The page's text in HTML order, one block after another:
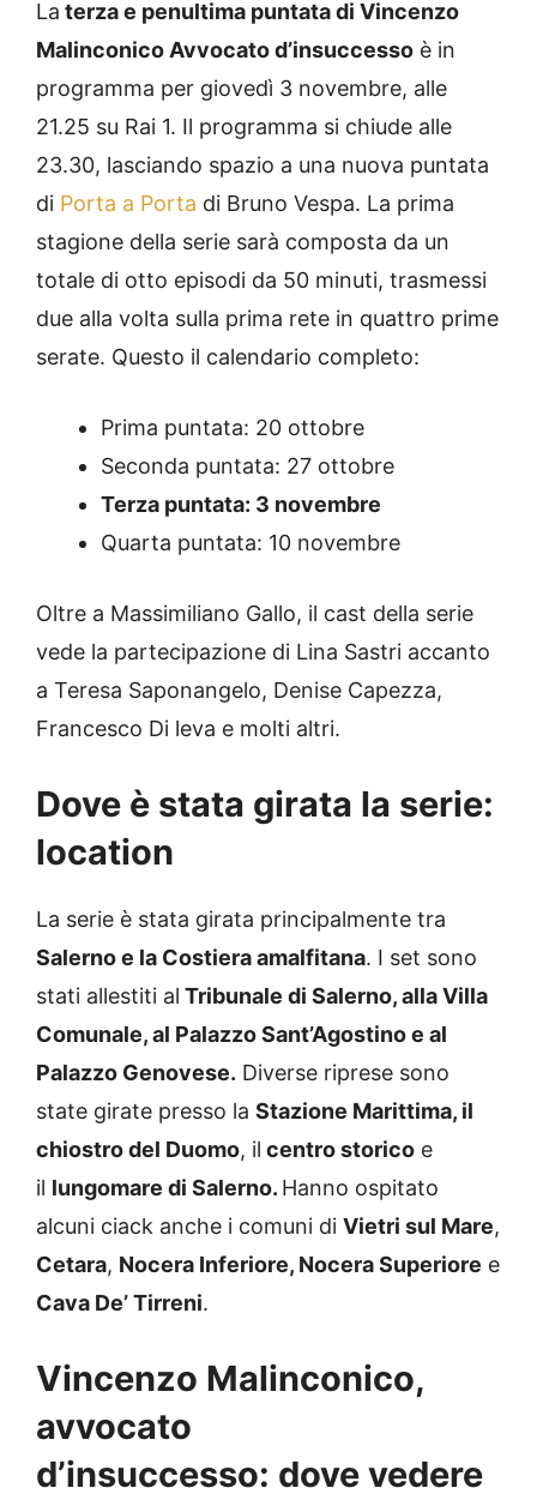
La terza e penultima puntata di Vincenzo
Malinconico Avvocato d’insuccesso è in
programma per giovedì 3 novembre, alle
21.25 su Rai 1. Il programma si chiude alle
23.30, lasciando spazio a una nuova puntata
di Porta a Porta di Bruno Vespa. La prima
stagione della serie sarà composta da un
totale di otto episodi da 50 minuti, trasmessi
due alla volta sulla prima rete in quattro prime
serate. Questo il calendario completo:
Prima puntata: 20 ottobre
Seconda puntata: 27 ottobre
Terza puntata: 3 novembre
Quarta puntata: 10 novembre
Oltre a Massimiliano Gallo, il cast della serie
vede la partecipazione di Lina Sastri accanto
a Teresa Saponangelo, Denise Capezza,
Francesco Di leva e molti altri.
Dove è stata girata la serie:
location
La serie è stata girata principalmente tra
Salerno e la Costiera amalfitana. I set sono
stati allestiti al Tribunale di Salerno, alla Villa
Comunale, al Palazzo Sant’Agostino e al
Palazzo Genovese. Diverse riprese sono
state girate presso la Stazione Marittima, il
chiostro del Duomo, il centro storico e
il lungomare di Salerno. Hanno ospitato
alcuni ciack anche i comuni di Vietri sul Mare,
Cetara, Nocera Inferiore, Nocera Superiore e
Cava De’ Tirreni.
Vincenzo Malinconico,
avvocato
d’insuccesso: dove vedere